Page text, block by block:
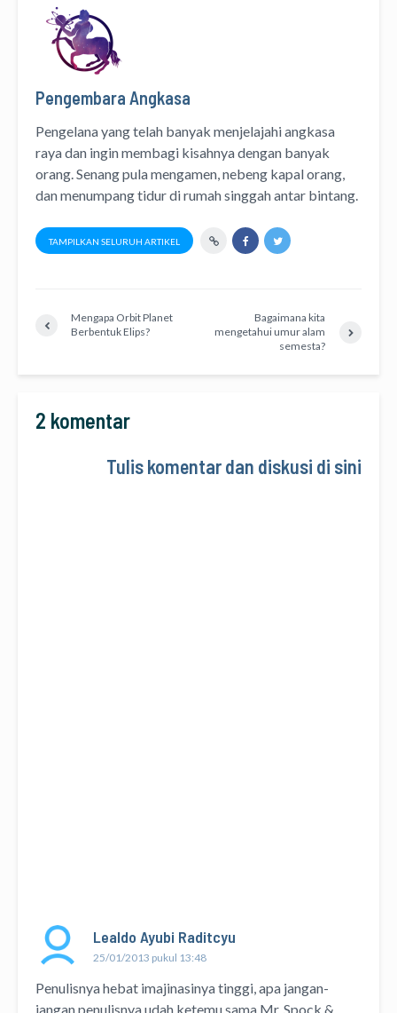
Pengembara Angkasa
Pengelana yang telah banyak menjelajahi angkasa
raya dan ingin membagi kisahnya dengan banyak
orang. Senang pula mengamen, nebeng kapal orang,
dan menumpang tidur di rumah singgah antar bintang.
TAMPILKAN SELURUH ARTIKEL
Mengapa Orbit Planet
Berbentuk Elips?
Bagaimana kita
mengetahui umur alam
semesta?
2 komentar
Tulis komentar dan diskusi di sini
Lealdo Ayubi Raditcyu
25/01/2013 pukul 13:48
Penulisnya hebat imajinasinya tinggi, apa jangan-
jangan penulisnya udah ketemu sama Mr. Spock &